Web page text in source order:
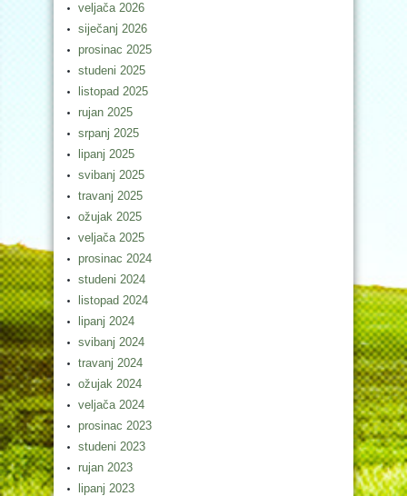
veljača 2026
siječanj 2026
prosinac 2025
studeni 2025
listopad 2025
rujan 2025
srpanj 2025
lipanj 2025
svibanj 2025
travanj 2025
ožujak 2025
veljača 2025
prosinac 2024
studeni 2024
listopad 2024
lipanj 2024
svibanj 2024
travanj 2024
ožujak 2024
veljača 2024
prosinac 2023
studeni 2023
rujan 2023
lipanj 2023